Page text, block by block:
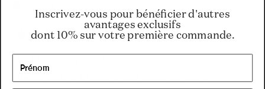
5
sur
étoiles
17/07/2026
Gold scent space kit
Inscrivez-vous pour bénéficier d'autres
avantages exclusifs
dont 10% sur votre première commande.